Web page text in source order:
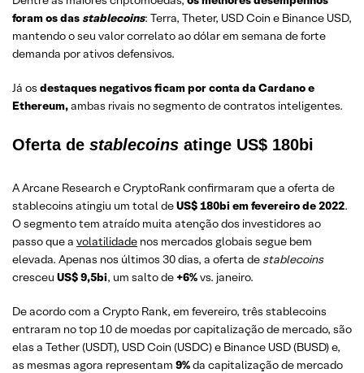
foram os das stablecoins: Terra, Theter, USD Coin e Binance USD,
mantendo o seu valor correlato ao dólar em semana de forte
demanda por ativos defensivos.
Já os destaques negativos ficam por conta da Cardano e
Ethereum,ambas rivais no segmento de contratos inteligentes.
Oferta de stablecoins atinge US$ 180bi
A Arcane Research e CryptoRank confirmaram que a oferta de
stablecoins atingiu um total deUS$ 180bi em fevereiro de 2022.
O segmento tem atraído muita atenção dos investidores ao
passo que a volatilidade nos mercados globais segue bem
elevada. Apenas nos últimos 30 dias, a oferta de stablecoins
cresceu US$ 9,5bi, um salto de +6%vs. janeiro.
De acordo com a Crypto Rank, em fevereiro, três stablecoins
entraram no top 10 de moedas por capitalização de mercado, são
elas a Tether (USDT), USD Coin (USDC) e Binance USD (BUSD) e,
as mesmas agora representam 9%da capitalização de mercado